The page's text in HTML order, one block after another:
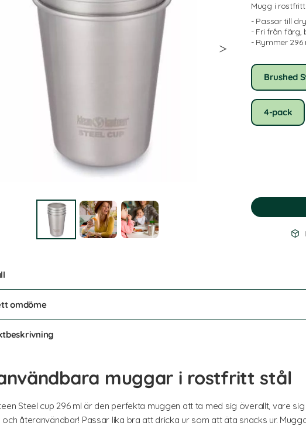
Mugg i
- Passar till
- Fri från färg,
- Rymmer 296
Brushed
4-pack
omdöme
muggar i rostfritt stål
Steel cup 296 ml är den perfekta muggen att ta med sig överallt, vare
återanvändbar! Passar lika bra att dricka ur som att äta snacks ur.